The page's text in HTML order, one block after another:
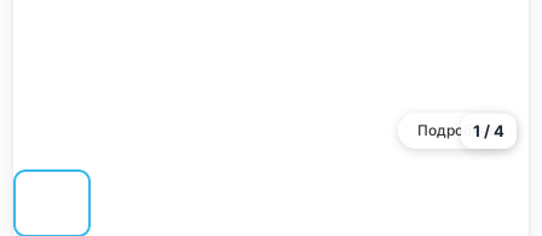
Подробнее
1 / 4